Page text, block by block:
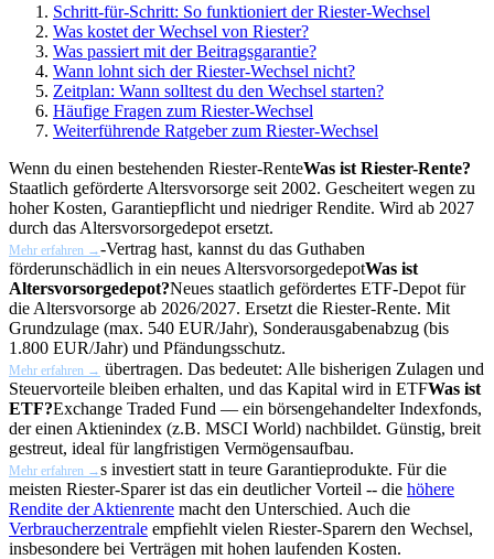
Schritt-für-Schritt: So funktioniert der Riester-Wechsel
Was kostet der Wechsel von Riester?
Was passiert mit der Beitragsgarantie?
Wann lohnt sich der Riester-Wechsel nicht?
Zeitplan: Wann solltest du den Wechsel starten?
Häufige Fragen zum Riester-Wechsel
Weiterführende Ratgeber zum Riester-Wechsel
Wenn du einen bestehenden Riester-RenteWas ist Riester-Rente?
Staatlich geförderte Altersvorsorge seit 2002. Gescheitert wegen zu
hoher Kosten, Garantiepflicht und niedriger Rendite. Wird ab 2027
durch das Altersvorsorgedepot ersetzt.
Mehr erfahren →-Vertrag hast, kannst du das Guthaben
förderunschädlich in ein neues AltersvorsorgedepotWas ist
Altersvorsorgedepot?Neues staatlich gefördertes ETF-Depot für
die Altersvorsorge ab 2026/2027. Ersetzt die Riester-Rente. Mit
Grundzulage (max. 540 EUR/Jahr), Sonderausgabenabzug (bis
1.800 EUR/Jahr) und Pfändungsschutz.
Mehr erfahren → übertragen. Das bedeutet: Alle bisherigen Zulagen und
Steuervorteile bleiben erhalten, und das Kapital wird in ETFWas ist
ETF?Exchange Traded Fund — ein börsengehandelter Indexfonds,
der einen Aktienindex (z.B. MSCI World) nachbildet. Günstig, breit
gestreut, ideal für langfristigen Vermögensaufbau.
Mehr erfahren →s investiert statt in teure Garantieprodukte. Für die
meisten Riester-Sparer ist das ein deutlicher Vorteil -- die höhere
Rendite der Aktienrente macht den Unterschied. Auch die
Verbraucherzentrale empfiehlt vielen Riester-Sparern den Wechsel,
insbesondere bei Verträgen mit hohen laufenden Kosten.